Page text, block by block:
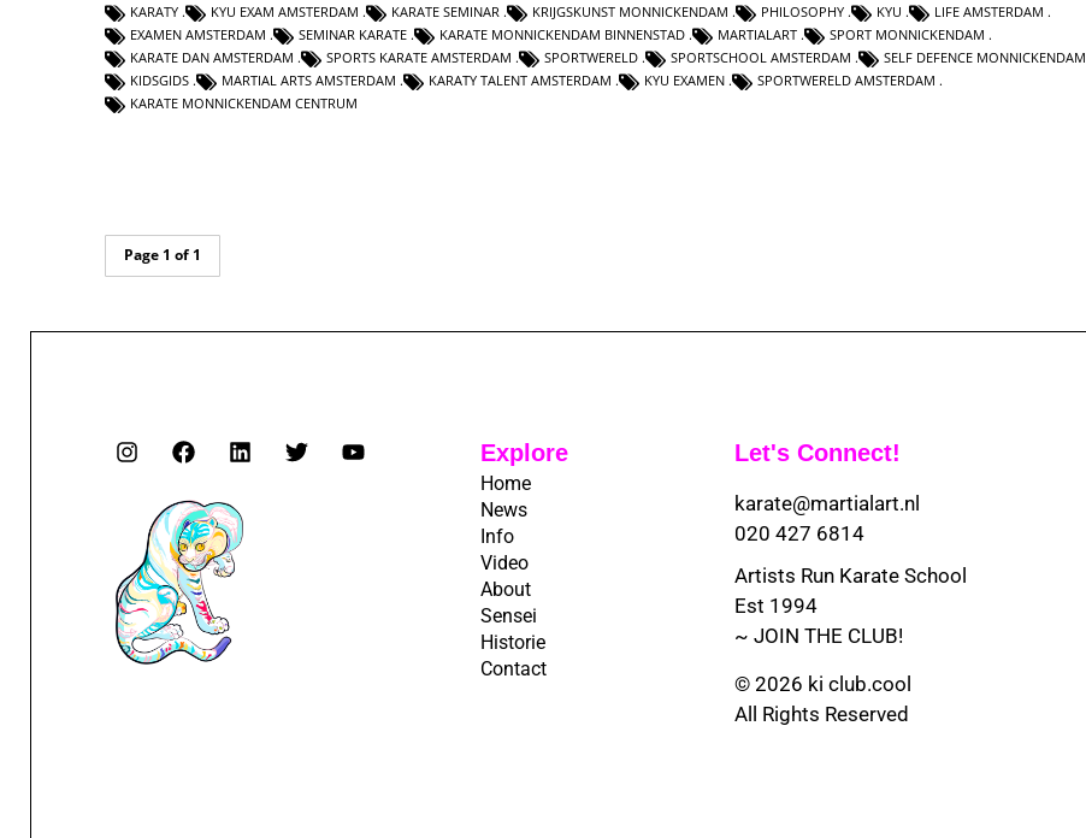
KARATY
KYU EXAM AMSTERDAM KARATE SEMINAR KRIJGSKUNST MONNICKENDAM PHILOSOPHY KYU
LIFE AMSTERDAM
EXAMEN AMSTERDAM
SEMINAR KARATE KARATE MONNICKENDAM BINNENSTAD MARTIALART
SPORT MONNICKENDAM
KARATE DAN AMSTERDAM
SPORTS KARATE AMSTERDAM SPORTWERELD SPORTSCHOOL AMSTERDAM
SELF DEFENCE MONNICKENDAM
KIDSGIDS
MARTIAL ARTS AMSTERDAM KARATY TALENT AMSTERDAM KYU EXAMEN
SPORTWERELD AMSTERDAM
KARATE MONNICKENDAM CENTRUM
Page 1 of 1
Explore
Home
News
Info
Video
About
Sensei
Historie
Contact
Let's Connect!
karate@martialart.nl
020 427 6814
Artists Run Karate School
Est 1994
~ JOIN THE CLUB!
© 2026 ki club.cool
All Rights Reserved